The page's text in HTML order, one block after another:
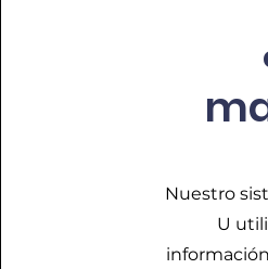
Nuestro
U